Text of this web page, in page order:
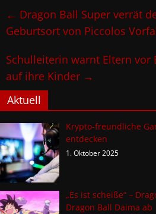
← Dragon Ball Super verrät
Geburtsort von Piccolos
Schulleiterin warnt Eltern vor
auf ihre Kinder →
Aktuell
Krypto-freundliche
entdecken
1. Oktober 2025
„Es ist scheiße“ –
Dragon Ball Daima ab